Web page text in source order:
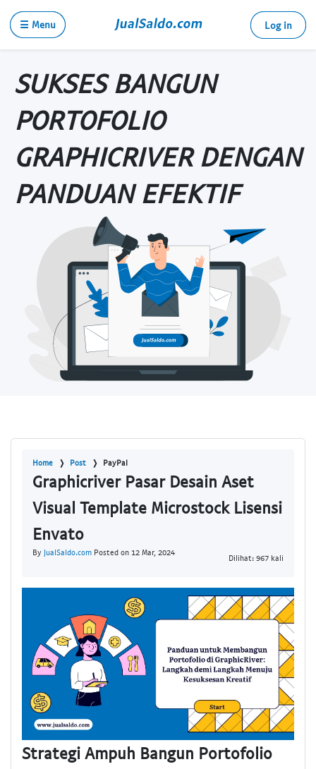
☰ Menu Log in
SUKSES BANGUN
PORTOFOLIO
GRAPHICRIVER DENGAN
PANDUAN EFEKTIF
Home Post PayPal
Graphicriver Pasar Desain Aset
Visual Template Microstock Lisensi
Envato
By JualSaldo.com Posted on 12 Mar, 2024
Dilihat: 967 kali
Strategi Ampuh Bangun Portofolio